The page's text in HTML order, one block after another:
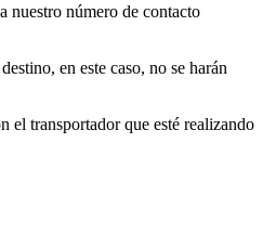
nuestro número de contacto
en este caso, no se harán
el transportador que esté realizando